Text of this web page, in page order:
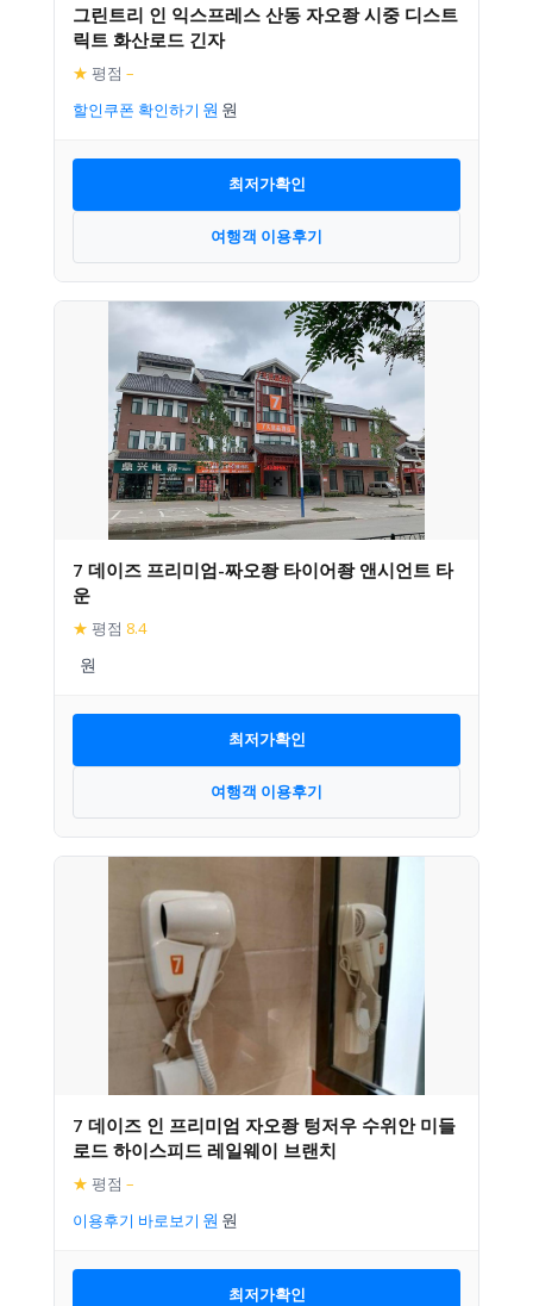
그린트리 인 익스프레스 산동 자오좡 시중 디스트
릭트 화산로드 긴자
★ 평점 –
할인쿠폰 확인하기
최저가확인
여행객 이용후기
7 데이즈 프리미엄-짜오좡 타이어좡 앤시언트 타
운
★ 평점 8.4
최저가확인
여행객 이용후기
7 데이즈 인 프리미엄 자오좡 텅저우 수위안 미들
로드 하이스피드 레일웨이 브랜치
★ 평점 –
이용후기 바로보기
최저가확인